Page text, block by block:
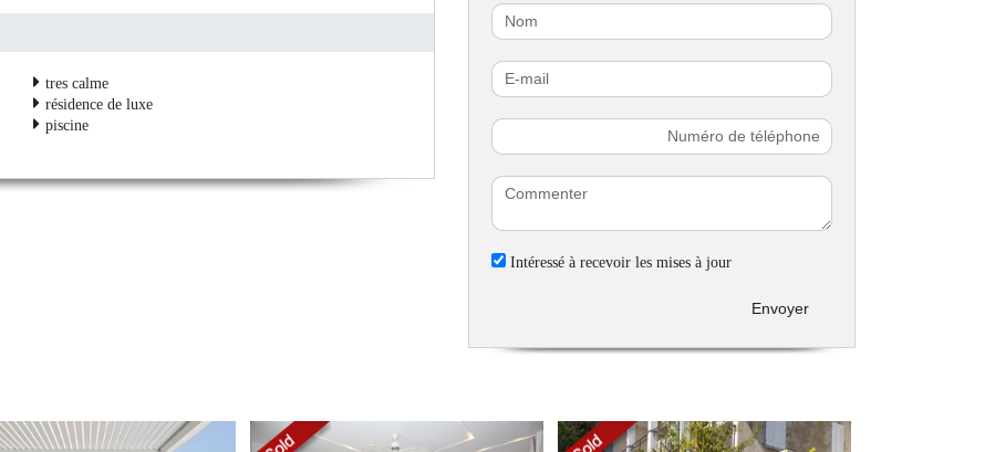
tres calme
résidence de luxe
piscine
Intéressé à recevoir les mises à jour
Envoyer